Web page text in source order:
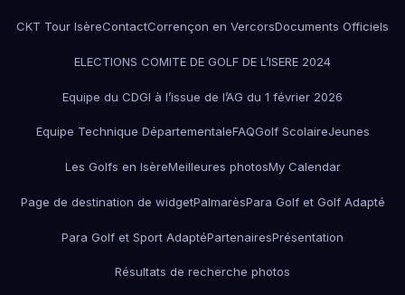
CKT Tour IsèreContactCorrençon en VercorsDocuments Officiels
ELECTIONS COMITE DE GOLF DE L’ISERE 2024
Equipe du CDGI à l’issue de l’AG du 1 février 2026
Equipe Technique DépartementaleFAQGolf ScolaireJeunes
Les Golfs en IsèreMeilleures photosMy Calendar
Page de destination de widgetPalmarèsPara Golf et Golf Adapté
Para Golf et Sport AdaptéPartenairesPrésentation
Résultats de recherche photos